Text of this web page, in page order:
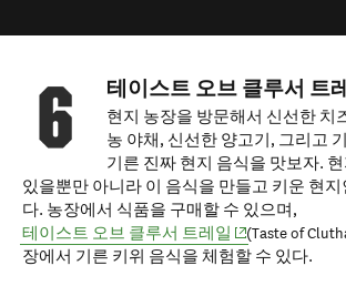
테이스트 오브 클루서 트
현지 농장을 방문해서 신선한 치
농 야채, 신선한 양고기, 그리고
기른 진짜 현지 음식을 맛보자.
있을뿐만 아니라 이 음식을 만들고 키운 현지
다. 농장에서 식품을 구매할 수 있으며,
테이스트 오브 클루서 트레일 (opens in new
(Taste of
장에서 기른 키위 음식을 체험할 수 있다.